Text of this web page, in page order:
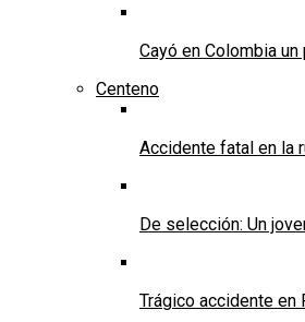
Cayó en Colombia
Centeno
Accidente fatal en la
De selección: Un
Trágico accidente en